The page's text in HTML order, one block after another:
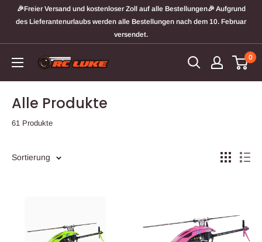
Direkt🎉Freier Versand und kostenloser Zoll auf alle Bestellungen🎉 Aufgrund
des Lieferantenurlaubs werden alle Bestellungen nach dem 10. Februar
versendet.
RCLuker 0
Alle Produkte
61 Produkte
Sortierung